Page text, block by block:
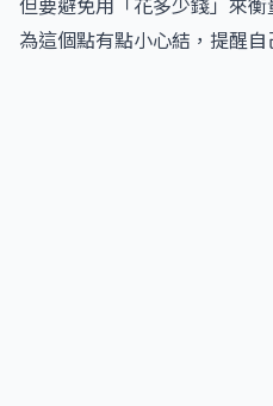
為這個點有點小心結，提醒自